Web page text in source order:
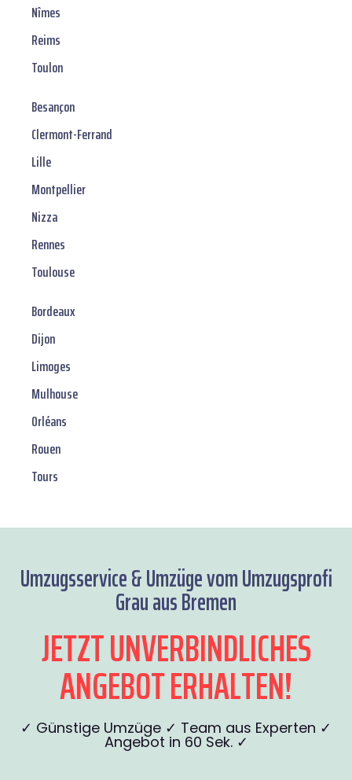
Nîmes
Reims
Toulon
Besançon
Clermont-Ferrand
Lille
Montpellier
Nizza
Rennes
Toulouse
Bordeaux
Dijon
Limoges
Mulhouse
Orléans
Rouen
Tours
Umzugsservice & Umzüge vom Umzugsprofi
Grau aus Bremen
JETZT UNVERBINDLICHES
ANGEBOT ERHALTEN!
✓ Günstige Umzüge ✓ Team aus Experten ✓
Angebot in 60 Sek. ✓